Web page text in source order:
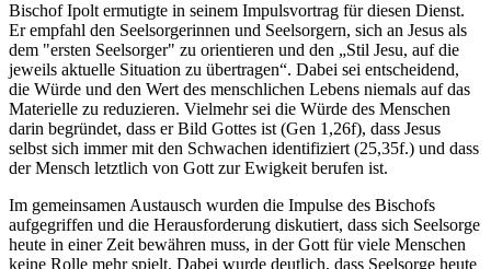
Bischof Ipolt ermutigte in seinem Impulsvortrag für diesen Dienst.
Er empfahl den Seelsorgerinnen und Seelsorgern, sich an Jesus als
dem "ersten Seelsorger" zu orientieren und den „Stil Jesu, auf die
jeweils aktuelle Situation zu übertragen“. Dabei sei entscheidend,
die Würde und den Wert des menschlichen Lebens niemals auf das
Materielle zu reduzieren. Vielmehr sei die Würde des Menschen
darin begründet, dass er Bild Gottes ist (Gen 1,26f), dass Jesus
selbst sich immer mit den Schwachen identifiziert (25,35f.) und dass
der Mensch letztlich von Gott zur Ewigkeit berufen ist.
Im gemeinsamen Austausch wurden die Impulse des Bischofs
aufgegriffen und die Herausforderung diskutiert, dass sich Seelsorge
heute in einer Zeit bewähren muss, in der Gott für viele Menschen
keine Rolle mehr spielt. Dabei wurde deutlich, dass Seelsorge heute